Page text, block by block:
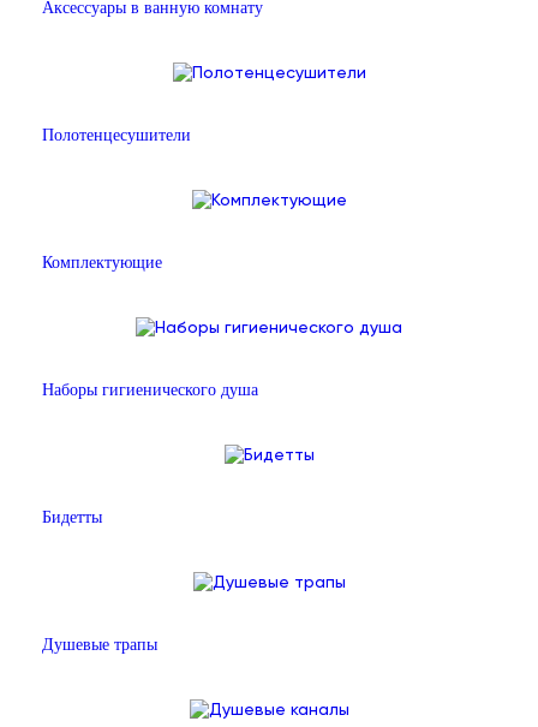
Аксессуары в ванную комнату
Полотенцесушители
Комплектующие
Наборы гигиенического душа
Бидетты
Душевые трапы